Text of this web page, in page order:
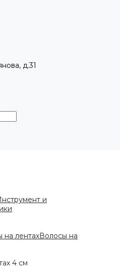
д.31
и
на лентахВолосы на
4 см